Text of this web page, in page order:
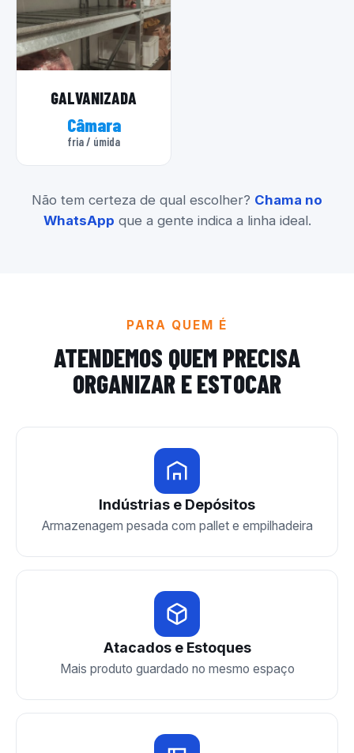
GALVANIZADA
Câmara
fria / úmida
Não tem certeza de qual escolher? Chama no
WhatsApp que a gente indica a linha ideal.
PARA QUEM É
ATENDEMOS QUEM PRECISA
ORGANIZAR E ESTOCAR
Indústrias e Depósitos
Armazenagem pesada com pallet e empilhadeira
Atacados e Estoques
Mais produto guardado no mesmo espaço